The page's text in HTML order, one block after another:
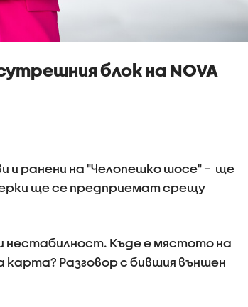
блок на NOVA
ранени на "Челопешко шосе" – ще
ще се предприемат срещу
нестабилност. Къде е мястото на
карта? Разговор с бившия външен